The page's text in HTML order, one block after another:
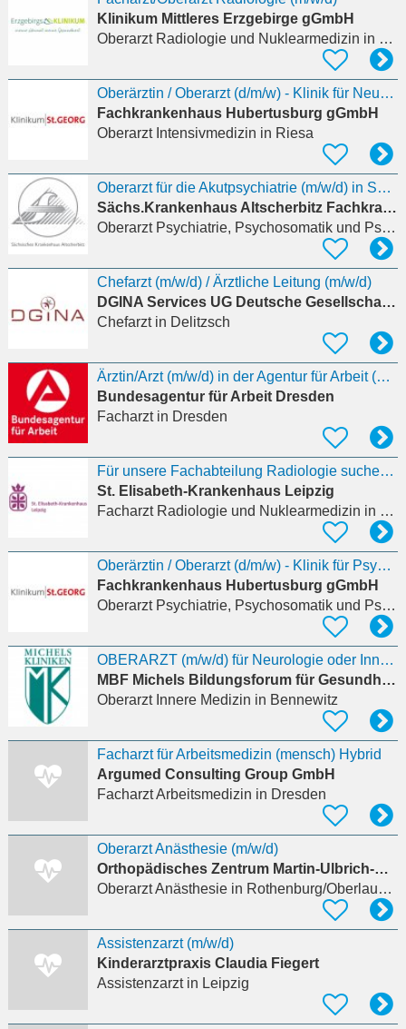
Klinikum Mittleres Erzgebirge gGmbH
Oberarzt Radiologie und Nuklearmedizin in Zschopau
Oberärztin / Oberarzt (d/m/w) - Klinik für Neurologie und neurologische Intensivmedizin in
Fachkrankenhaus Hubertusburg gGmbH
Oberarzt Intensivmedizin in Riesa
Oberarzt für die Akutpsychiatrie (m/w/d) in Schkeuditz
Sächs.Krankenhaus Altscherbitz Fachkrankenhaus
Oberarzt Psychiatrie, Psychosomatik und Psychotherapie
Chefarzt (m/w/d) / Ärztliche Leitung (m/w/d)
DGINA Services UG Deutsche Gesellschaft Interdisziplinäre Notfall- und Akutmedi
Chefarztin Delitzsch
Ärztin/Arzt (m/w/d) in der Agentur für Arbeit (Arbeitsort Dresden oder Leipzig)
Bundesagentur für Arbeit Dresden
Facharztin Dresden
Für unsere Fachabteilung Radiologie suchen wir ab 01.01.2027 einen Facharzt Radiologie (m/w/d)* in
St. Elisabeth-Krankenhaus Leipzig
Facharzt Radiologie und Nuklearmedizin in Leipzig
Oberärztin / Oberarzt (d/m/w) - Klinik für Psychiatrie und Psychotherapie (Abteilung für
Fachkrankenhaus Hubertusburg gGmbH
Oberarzt Psychiatrie, Psychosomatik und Psychotherapie
OBERARZT (m/w/d) für Neurologie oder Innere Medizin
MBF Michels Bildungsforum für Gesundheitsberufe GmbH
Oberarzt Innere Medizin in Bennewitz
Facharzt für Arbeitsmedizin (mensch) Hybrid
Argumed Consulting Group GmbH
Facharzt Arbeitsmedizin in Dresden
Oberarzt Anästhesie (m/w/d)
Orthopädisches Zentrum Martin-Ulbrich-Haus Rothenburg gGmbH
Oberarzt Anästhesiein Rothenburg/Oberlausitz
Assistenzarzt (m/w/d)
Kinderarztpraxis Claudia Fiegert
Assistenzarztin Leipzig